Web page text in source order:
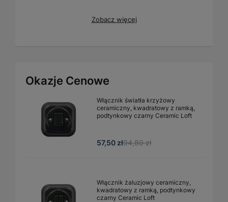
Zobacz więcej
Okazje Cenowe
Włącznik światła krzyżowy
ceramiczny, kwadratowy z ramką,
podtynkowy czarny Ceramic Loft
57,50 zł94,80 zł
Włącznik żaluzjowy ceramiczny,
kwadratowy z ramką, podtynkowy
czarny Ceramic Loft